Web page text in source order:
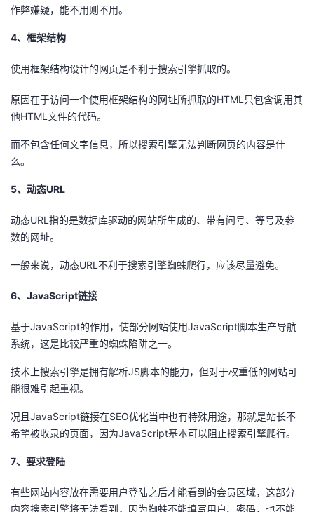
作弊嫌疑，能不用则不用。
4、框架结构
使用框架结构设计的网页是不利于搜索引擎抓取的。
原因在于访问一个使用框架结构的网址所抓取的HTML只包含调用其
他HTML文件的代码。
而不包含任何文字信息，所以搜索引擎无法判断网页的内容是什
么。
5、动态URL
动态URL指的是数据库驱动的网站所生成的、带有问号、等号及参
数的网址。
一般来说，动态URL不利于搜索引擎蜘蛛爬行，应该尽量避免。
6、JavaScript链接
基于JavaScript的作用，使部分网站使用JavaScript脚本生产导航
系统，这是比较严重的蜘蛛陷阱之一。
技术上搜索引擎是拥有解析JS脚本的能力，但对于权重低的网站可
能很难引起重视。
况且JavaScript链接在SEO优化当中也有特殊用途，那就是站长不
希望被收录的页面，因为JavaScript基本可以阻止搜索引擎爬行。
7、要求登陆
有些网站内容放在需要用户登陆之后才能看到的会员区域，这部分
内容搜索引擎将无法看到，因为蜘蛛不能填写用户、密码，也不能